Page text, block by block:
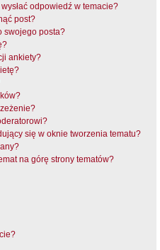
odpowiedź w temacie?
post?
swojego posta?
ankiety?
się w oknie tworzenia tematu?
na górę strony tematów?